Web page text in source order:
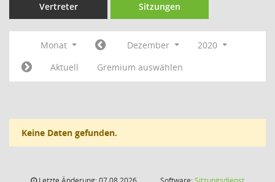
Vertreter Sitzungen
Monat Dezember
2020
Aktuell
Gremium auswählen
Keine Daten gefunden.